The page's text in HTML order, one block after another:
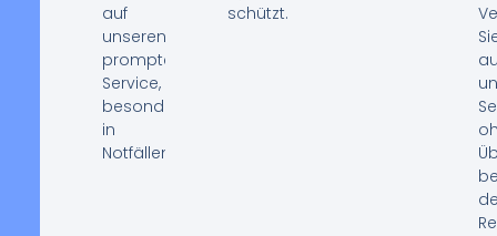
auf
unseren
prompten
Service,
besonders
in
Notfällen.
schützt.